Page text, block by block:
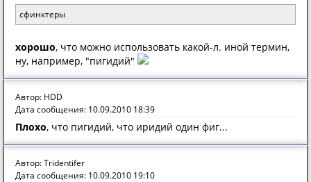
сфинктеры
хорошо, что можно использовать какой-л. иной термин,
ну, например, "пигидий"
Автор: HDD
Дата сообщения: 10.09.2010 18:39
Плохо, что пигидий, что иридий один фиг...
Автор: Tridentifer
Дата сообщения: 10.09.2010 19:10